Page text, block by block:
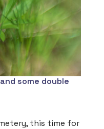
some double
this time for